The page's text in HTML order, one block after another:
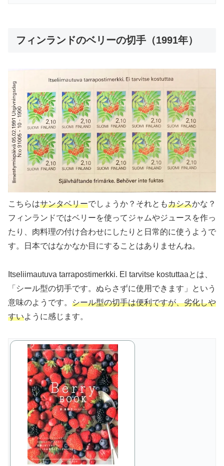
フィンランドのベリーの切手（1991年）
こちらはサンタベリーでしょうか？それともカシスかな？
フィンランドではベリーを使ってジャムやジュースを作っ
たり、肉料理の付け合わせにしたりと日常的に使うようで
す。日本ではなかなか目にすることはありませんね。
Itseliimautuva tarrapostimerkki. El tarvitse kostuttaaとは、
「シール型の切手です。ぬらさずに使用できます」という
意味のようです。 シール型の切手は便利ですが、劣化しや
すいように感じます。